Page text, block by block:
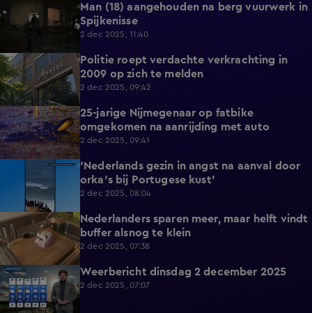
1:06
Man (18) aangehouden na berg vuurwerk in
Spijkenisse
2 dec 2025, 11:40
1:10
Politie roept verdachte verkrachting in
2009 op zich te melden
2 dec 2025, 09:42
0:36
25-jarige Nijmegenaar op fatbike
omgekomen na aanrijding met auto
2 dec 2025, 09:41
'Nederlands gezin in angst na aanval door
orka's bij Portugese kust'
2 dec 2025, 08:04
0:49
Nederlanders sparen meer, maar helft vindt
buffer alsnog te klein
2 dec 2025, 07:38
1:29 Weerbericht dinsdag 2 december 2025
2 dec 2025, 07:07